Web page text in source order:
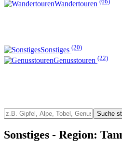
Wandertouren
Sonstiges (20)
Genusstouren (22)
Sonstiges - Region: